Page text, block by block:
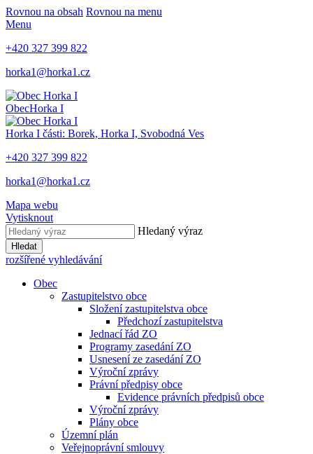
Rovnou na obsah Rovnou na menu
Menu
+420 327 399 822
horka1@horka1.cz
ObecHorka I
Horka I části: Borek, Horka I, Svobodná Ves
+420 327 399 822
horka1@horka1.cz
Mapa webu
Vytisknout
Hledaný výraz
Hledat
rozšířené vyhledávání
Obec
Zastupitelstvo obce
Složení zastupitelstva obce
Předchozí zastupitelstva
Jednací řád ZO
Programy zasedání ZO
Usnesení ze zasedání ZO
Výroční zprávy
Právní předpisy obce
Evidence právních předpisů obce
Výroční zprávy
Plány obce
Územní plán
Veřejnoprávní smlouvy